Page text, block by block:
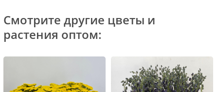
Смотрите другие цветы и
растения оптом: